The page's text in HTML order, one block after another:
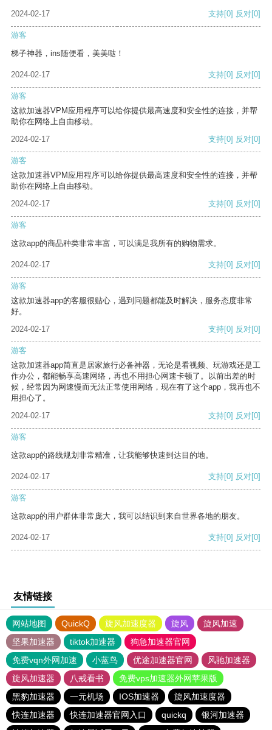
2024-02-17 支持[0] 反对[0]
游客
梯子神器，ins随便看，美美哒！
2024-02-17 支持[0] 反对[0]
游客
这款加速器VPM应用程序可以给你提供最高速度和安全性的连接，并帮
助你在网络上自由移动。
2024-02-17
支持[0] 反对[0]
游客
这款加速器VPM应用程序可以给你提供最高速度和安全性的连接，并帮
助你在网络上自由移动。
2024-02-17
支持[0] 反对[0]
游客
这款app的商品种类非常丰富，可以满足我所有的购物需求。
2024-02-17 支持[0] 反对[0]
游客
这款加速器app的客服很贴心，遇到问题都能及时解决，服务态度非常
好。
2024-02-17
支持[0] 反对[0]
游客
这款加速器app简直是居家旅行必备神器，无论是看视频、玩游戏还是工
作办公，都能畅享高速网络，再也不用担心网速卡顿了。以前出差的时
候，经常因为网速慢而无法正常使用网络，现在有了这个app，我再也不
用担心了。
2024-02-17
支持[0] 反对[0]
游客
这款app的路线规划非常精准，让我能够快速到达目的地。
2024-02-17 支持[0] 反对[0]
游客
这款app的用户群体非常庞大，我可以结识到来自世界各地的朋友。
2024-02-17 支持[0] 反对[0]
友情链接
网站地图 QuickQ 旋风加速度器 旋风
旋风加速
坚果加速器
tiktok加速器
狗急加速器官网
免费vqn外网加速
小蓝鸟 优途加速器官网
风驰加速器
旋风加速器
八戒看书
免费vps加速器外网苹果版
黑豹加速器
一元机场 IOS加速器
旋风加速度器
快连加速器
快连加速器官网入口 quickq
银河加速器